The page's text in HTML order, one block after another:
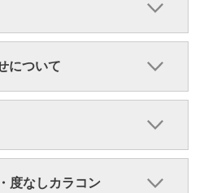
について
度なしカラコン